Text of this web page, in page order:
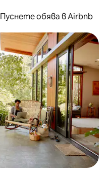
Пуснете обява в Airbnb